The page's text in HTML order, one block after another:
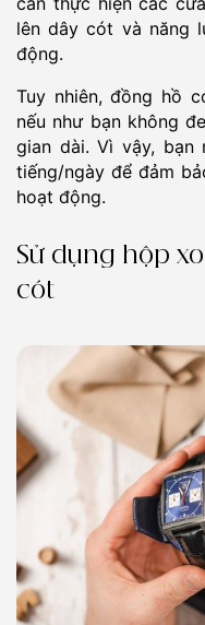
lên dây cót và năng
động.
Tuy nhiên, đồng hồ
nếu như bạn không
gian dài. Vì vậy,
tiếng/ngày để đảm
hoạt động.
Sử dụng hộp
cót